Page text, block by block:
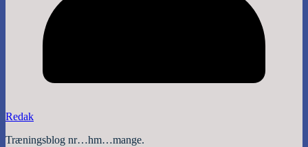
Redak
Træningsblog nr…hm…mange.